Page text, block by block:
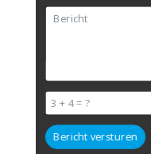
Bericht versturen